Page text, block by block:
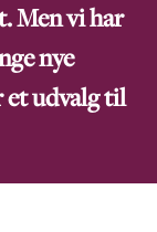
Men vi har
nye
et udvalg til